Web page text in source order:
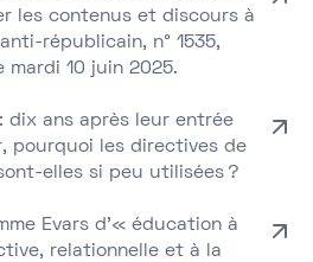
les contenus et discours à
républicain, n° 1535,
mardi 10 juin 2025.
dix ans après leur entrée
pourquoi les directives de
elles si peu utilisées ?
Evars d’« éducation à
relationnelle et à la